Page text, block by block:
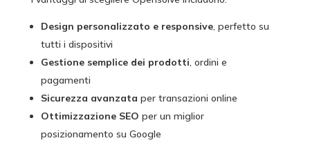
Design personalizzato e responsive, perfetto su
tutti i dispositivi
Gestione semplice dei prodotti, ordini e
pagamenti
Sicurezza avanzata per transazioni online
Ottimizzazione SEO per un miglior
posizionamento su Google